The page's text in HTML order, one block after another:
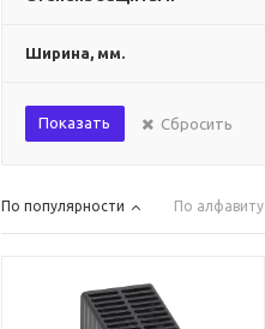
Ширина, мм.
Показать Сбросить
По популярности По алфавиту